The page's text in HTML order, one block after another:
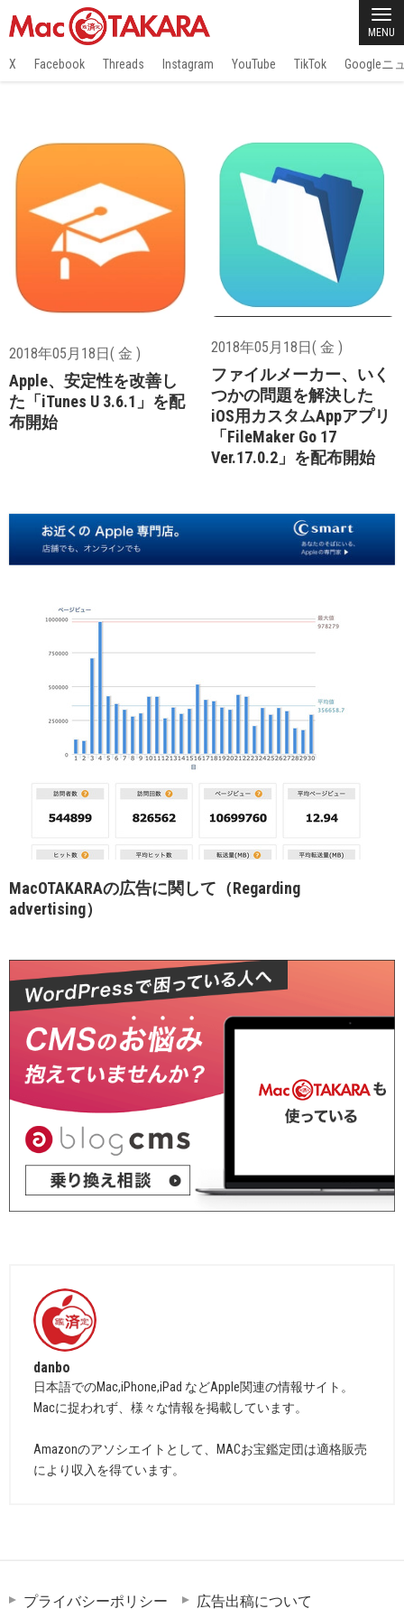
MENU
X Facebook Threads Instagram YouTube TikTok Googleニ
2018年05月18日( 金 )
Apple、安定性を改善し
た「iTunes U 3.6.1」を配
布開始
2018年05月18日( 金 )
ファイルメーカー、いく
つかの問題を解決した
iOS用カスタムAppアプリ
「FileMaker Go 17
Ver.17.0.2」を配布開始
MacOTAKARAの広告に関して（Regarding
advertising）
danbo
日本語でのMac,iPhone,iPad などApple関連の情報サイト。
Macに捉われず、様々な情報を掲載しています。
Amazonのアソシエイトとして、MACお宝鑑定団は適格販売
により収入を得ています。
プライバシーポリシー
広告出稿について